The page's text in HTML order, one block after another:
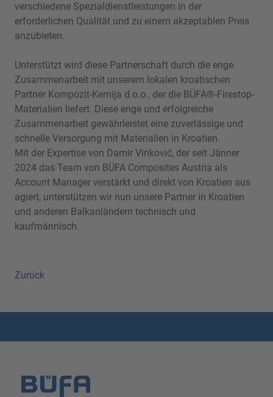
verschiedene Spezialdienstleistungen in der
erforderlichen Qualität und zu einem akzeptablen Preis
anzubieten.
Unterstützt wird diese Partnerschaft durch die enge
Zusammenarbeit mit unserem lokalen kroatischen
Partner Kompozit-Kemija d.o.o., der die BÜFA®-Firestop-
Materialien liefert. Diese enge und erfolgreiche
Zusammenarbeit gewährleistet eine zuverlässige und
schnelle Versorgung mit Materialien in Kroatien.
Mit der Expertise von Damir Vinković, der seit Jänner
2024 das Team von BÜFA Composites Austria als
Account Manager verstärkt und direkt von Kroatien aus
agiert, unterstützen wir nun unsere Partner in Kroatien
und anderen Balkanländern technisch und
kaufmännisch.
Zurück